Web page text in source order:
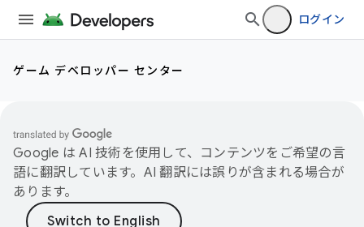
ログイン
ゲーム デベロッパー センター
Google は AI 技術を使用して、コンテンツをご希望の言
語に翻訳しています。AI 翻訳には誤りが含まれる場合が
あります。